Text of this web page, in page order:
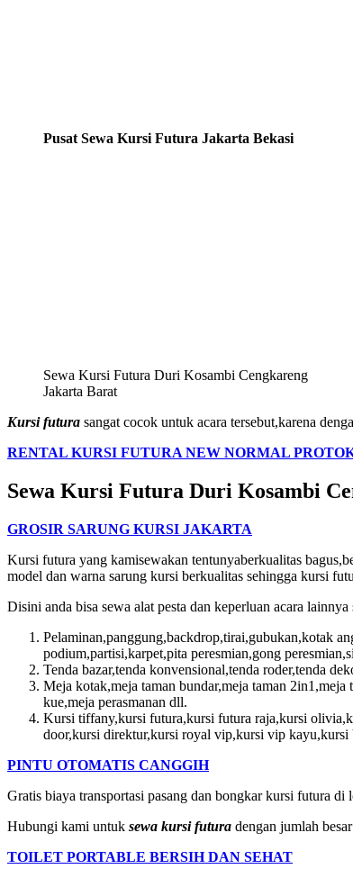
Pusat Sewa Kursi Futura Jakarta Bekasi
Sewa Kursi Futura Duri Kosambi Cengkareng
Jakarta Barat
Kursi futura sangat cocok untuk acara tersebut,karena
RENTAL KURSI FUTURA NEW NORMAL
Sewa Kursi Futura Duri Kosambi
GROSIR SARUNG KURSI JAKARTA
Kursi futura yang kamisewakan tentunyaberkualitas
model dan warna sarung kursi berkualitas sehingga kursi
Disini anda bisa sewa alat pesta dan keperluan acara lainnya
Pelaminan,panggung,backdrop,tirai,gubukan,kotak
podium,partisi,karpet,pita peresmian,gong
Tenda bazar,tenda konvensional,tenda roder,tenda
Meja kotak,meja taman bundar,meja taman 2in1,meja
kue,meja perasmanan dll.
Kursi tiffany,kursi futura,kursi futura raja,kursi
door,kursi direktur,kursi royal vip,kursi vip kayu,kursi
PINTU OTOMATIS CANGGIH
Gratis biaya transportasi pasang dan bongkar kursi futura di
Hubungi kami untuk sewa kursi futura dengan jumlah
TOILET PORTABLE BERSIH DAN SEHAT